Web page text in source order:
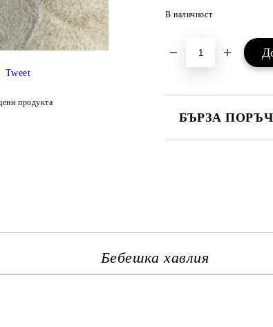
В наличност
БЪРЗА
Tweet
продукта
Бебешка хавлия